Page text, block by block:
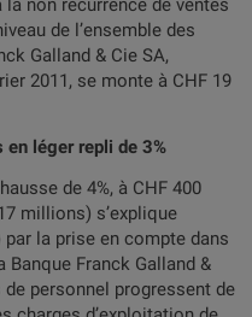
non récurrence de ventes
de l’ensemble des
Galland & Cie SA,
2011, se monte à CHF 19
léger repli de 3%
de 4%, à CHF 400
millions) s’explique
la prise en compte dans
Franck Galland &
personnel progressent de